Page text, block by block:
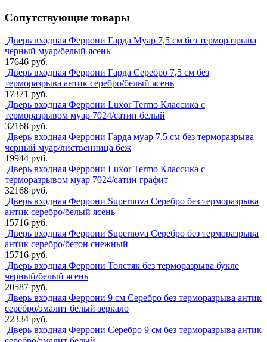
Сопутствующие товары
Дверь входная Феррони Гарда Муар 7,5 см без терморазрыва
черный муар/белый ясень
17646 руб.
Дверь входная Феррони Гарда Серебро 7,5 см без
терморазрыва антик серебро/белый ясень
17371 руб.
Дверь входная Феррони Luxor Termo Классика с
терморазрывом муар 7024/сатин белый
32168 руб.
Дверь входная Феррони Гарда муар 7,5 см без терморазрыва
черный муар/лиственница беж
19944 руб.
Дверь входная Феррони Luxor Termo Классика с
терморазрывом муар 7024/сатин графит
32168 руб.
Дверь входная Феррони Supernova Серебро без терморазрыва
антик серебро/белый ясень
15716 руб.
Дверь входная Феррони Supernova Серебро без терморазрыва
антик серебро/бетон снежный
15716 руб.
Дверь входная Феррони Толстяк без терморазрыва букле
черный/белый ясень
20587 руб.
Дверь входная Феррони 9 см Серебро без терморазрыва антик
серебро/эмалит белый зеркало
22334 руб.
Дверь входная Феррони Серебро 9 см без терморазрыва антик